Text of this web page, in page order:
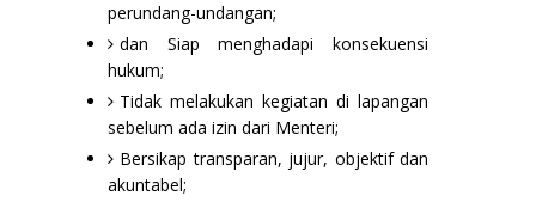
perundang-undangan;
dan Siap menghadapi konsekuensi
hukum;
Tidak melakukan kegiatan di lapangan
sebelum ada izin dari Menteri;
Bersikap transparan, jujur, objektif dan
akuntabel;